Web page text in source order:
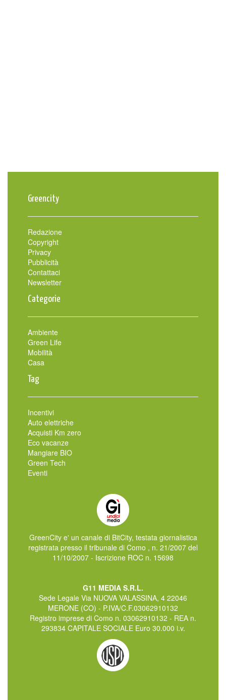
Greencity
Redazione
Copyright
Privacy
Pubblicità
Contattaci
Newsletter
Categorie
Ambiente
Green Life
Mobilità
Casa
Tag
Incentivi
Auto elettriche
Acquisti Km zero
Eco vacanze
Mangiare BIO
Green Tech
Eventi
GreenCity e' un canale di BitCity, testata giornalistica
registrata presso il tribunale di Como , n. 21/2007 del
11/10/2007 - Iscrizione ROC n. 15698
G11 MEDIA S.R.L.
Sede Legale Via NUOVA VALASSINA, 4 22046
MERONE (CO) - P.IVA/C.F.03062910132
Registro imprese di Como n. 03062910132 - REA n.
293834 CAPITALE SOCIALE Euro 30.000 i.v.